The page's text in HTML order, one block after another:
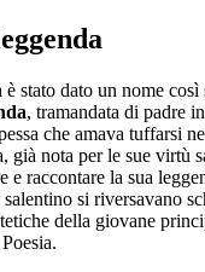
stato dato un nome così
, tramandata di padre
che amava tuffarsi
già nota per le sue virtù
e raccontare la sua
si riversavano
della giovane